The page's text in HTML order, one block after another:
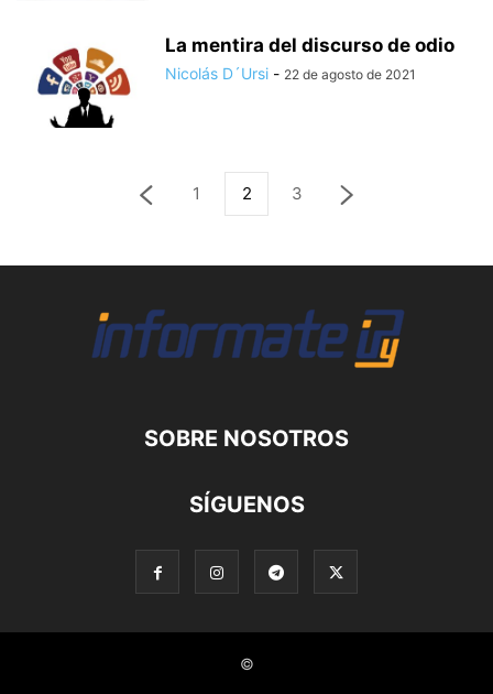
La mentira del discurso de odio
Nicolás D´Ursi - 22 de agosto de 2021
1 2 3
SOBRE NOSOTROS
SÍGUENOS
©